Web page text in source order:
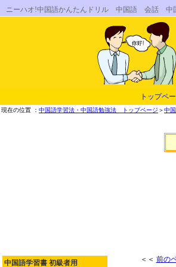
ニーハオ!中国語かんたんドリル 中国語 会話
トップペ
現在の位置 ： 中国語学習法・中国語勉強法 トップページ ＞中
中国語学習書 初級者用 ＜＜ 前の